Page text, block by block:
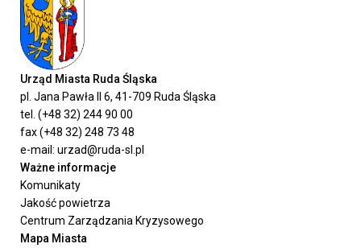
Urząd Miasta Ruda Śląska
pl. Jana Pawła II 6, 41-709 Ruda Śląska
tel. (+48 32) 244 90 00
fax (+48 32) 248 73 48
e-mail: urzad@ruda-sl.pl
Ważne informacje
Komunikaty
Jakość powietrza
Centrum Zarządzania Kryzysowego
Mapa Miasta